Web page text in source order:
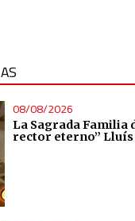
08/08/2026
La Sagrada Familia
rector eterno” Lluís